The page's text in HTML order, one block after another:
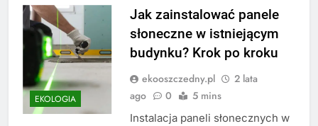
EKOLOGIA
Jak zainstalować panele
słoneczne w istniejącym
budynku? Krok po kroku
ekooszczedny.pl
2 lata
ago
0 5 mins
Instalacja paneli słonecznych w